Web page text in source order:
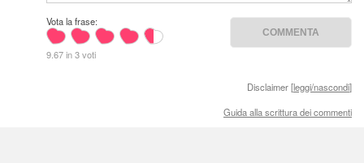
Vota la frase:
9.67 in 3 voti
Disclaimer [leggi/nascondi]
Guida alla scrittura dei commenti